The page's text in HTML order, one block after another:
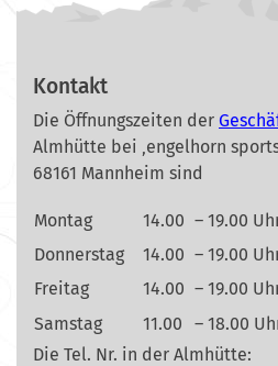
Kontakt
Die Öffnungszeiten der
Almhütte bei ‚engelhorn
68161 Mannheim sind
Montag 14.00 – 19.00
Donnerstag
14.00 – 19.00
Freitag
14.00 – 19.00
Samstag
11.00
– 18.00
Die Tel. Nr. in der Almhütte: